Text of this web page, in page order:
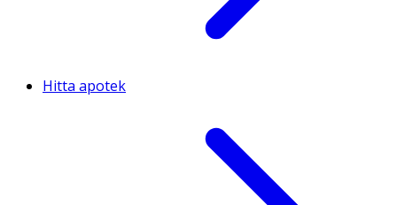
Hitta apotek